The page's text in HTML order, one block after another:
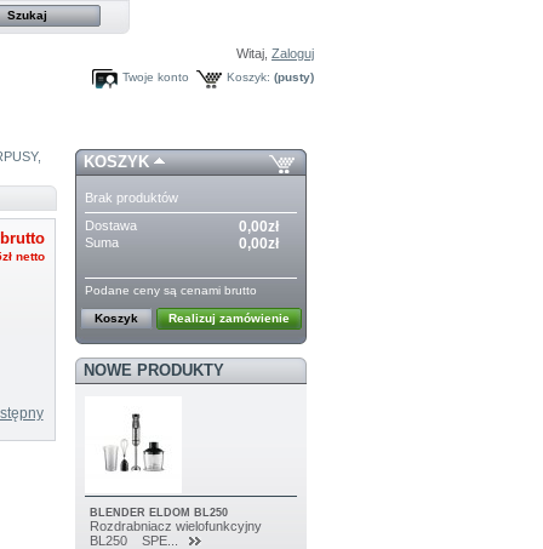
Witaj,Zaloguj
Koszyk: (pusty)
Twoje konto
netto
KOSZYK
Brak produktów
Dostawa
0,00zł
Suma 0,00zł
Podane ceny są cenami brutto
Koszyk Realizuj zamówienie
NOWE PRODUKTY
BLENDER ELDOM BL250
Rozdrabniacz wielofunkcyjny
BL250 SPE...